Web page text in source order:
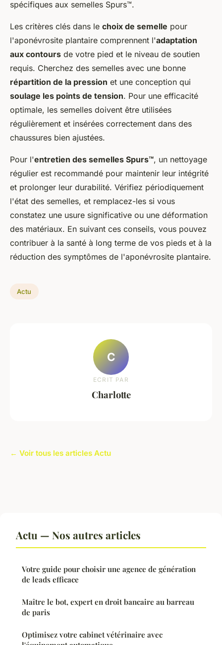
spécifiques aux semelles Spurs™.
Les critères clés dans le choix de semelle pour
l'aponévrosite plantaire comprennent l'adaptation
aux contours de votre pied et le niveau de soutien
requis. Cherchez des semelles avec une bonne
répartition de la pression et une conception qui
soulage les points de tension. Pour une efficacité
optimale, les semelles doivent être utilisées
régulièrement et insérées correctement dans des
chaussures bien ajustées.
Pour l'entretien des semelles Spurs™, un nettoyage
régulier est recommandé pour maintenir leur intégrité
et prolonger leur durabilité. Vérifiez périodiquement
l'état des semelles, et remplacez-les si vous
constatez une usure significative ou une déformation
des matériaux. En suivant ces conseils, vous pouvez
contribuer à la santé à long terme de vos pieds et à la
réduction des symptômes de l'aponévrosite plantaire.
Actu
C
ECRIT PAR
Charlotte
← Voir tous les articles Actu
Actu — Nos autres articles
Votre guide pour choisir une agence de génération
de leads efficace
Maître le bot, expert en droit bancaire au barreau
de paris
Optimisez votre cabinet vétérinaire avec